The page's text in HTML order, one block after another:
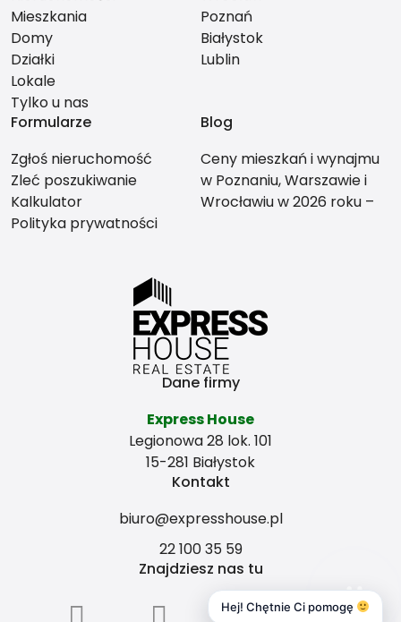
Mieszkania
Domy
Działki
Lokale
Tylko u nas
Poznań
Białystok
Lublin
Formularze
Zgłoś nieruchomość
Zleć poszukiwanie
Kalkulator
Polityka prywatności
Blog
Ceny mieszkań i wynajmu
w Poznaniu, Warszawie i
Wrocławiu w 2026 roku –
Dane firmy
Express House
Legionowa 28 lok. 101
15-281 Białystok
Kontakt
biuro@expresshouse.pl
22 100 35 59
Znajdziesz nas tu
Hej! Chętnie Ci pomogę